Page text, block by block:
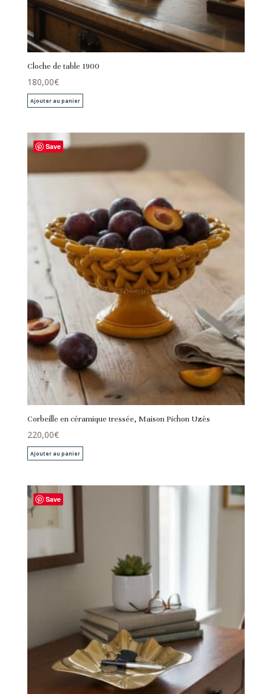
Cloche de table 1900
180,00€
Ajouter au panier
Save
Corbeille en céramique tressée, Maison Pichon Uzès
220,00€
Ajouter au panier
Save